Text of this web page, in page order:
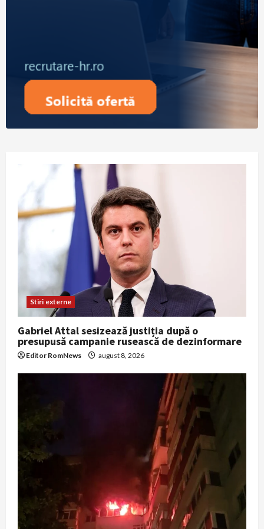
Stiri externe
Gabriel Attal sesizează justiția după o
presupusă campanie rusească de dezinformare
Editor RomNews august 8, 2026